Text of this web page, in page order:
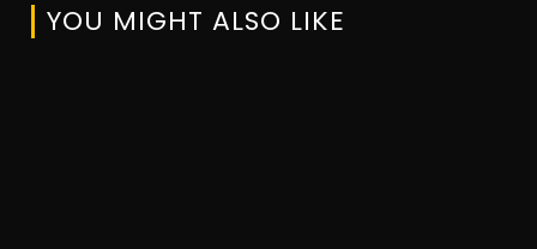
YOU MIGHT ALSO LIKE